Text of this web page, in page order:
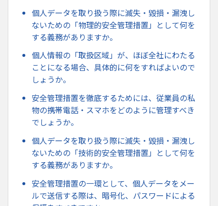
個人データを取り扱う際に滅失・毀損・漏洩し
ないための「物理的安全管理措置」として何を
する義務がありますか。
個人情報の「取扱区域」が、ほぼ全社にわたる
ことになる場合、具体的に何をすればよいので
しょうか。
安全管理措置を徹底するためには、従業員の私
物の携帯電話・スマホをどのように管理すべき
でしょうか。
個人データを取り扱う際に滅失・毀損・漏洩し
ないための「技術的安全管理措置」として何を
する義務がありますか。
安全管理措置の一環として、個人データをメー
ルで送信する際は、暗号化、パスワードによる